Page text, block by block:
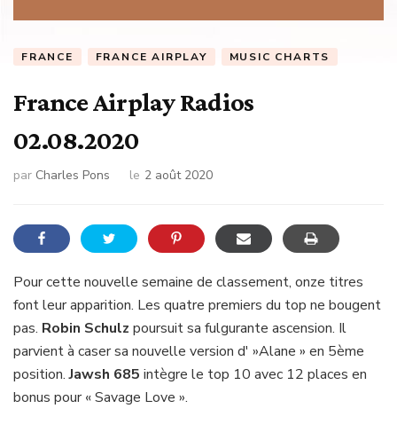
FRANCE FRANCE AIRPLAY MUSIC CHARTS
France Airplay Radios
02.08.2020
par Charles Pons le 2 août 2020
Pour cette nouvelle semaine de classement, onze titres
font leur apparition. Les quatre premiers du top ne bougent
pas. Robin Schulz poursuit sa fulgurante ascension. Il
parvient à caser sa nouvelle version d' »Alane » en 5ème
position.Jawsh 685 intègre le top 10 avec 12 places en
bonus pour « Savage Love ».